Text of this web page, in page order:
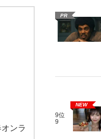
オンラ
PR
9位
9
NEW